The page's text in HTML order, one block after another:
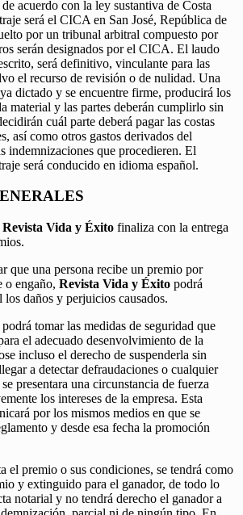
acuerdo con la ley sustantiva de Costa
será el CICA en San José, República de
por un tribunal arbitral compuesto por
serán designados por el CICA. El laudo
será definitivo, vinculante para las
el recurso de revisión o de nulidad. Una
dictado y se encuentre firme, producirá los
material y las partes deberán cumplirlo sin
cuál parte deberá pagar las costas
así como otros gastos derivados del
indemnizaciones que procedieren. El
será conducido en idioma español.
Revista Vida y Éxito finaliza con la entrega
que una persona recibe un premio por
o engaño, Revista Vida y Éxito podrá
daños y perjuicios causados.
podrá tomar las medidas de seguridad que
el adecuado desenvolvimiento de la
incluso el derecho de suspenderla sin
a detectar defraudaciones o cualquier
presentara una circunstancia de fuerza
los intereses de la empresa. Esta
por los mismos medios en que se
y desde esa fecha la promoción
el premio o sus condiciones, se tendrá como
y extinguido para el ganador, de todo lo
notarial y no tendrá derecho el ganador a